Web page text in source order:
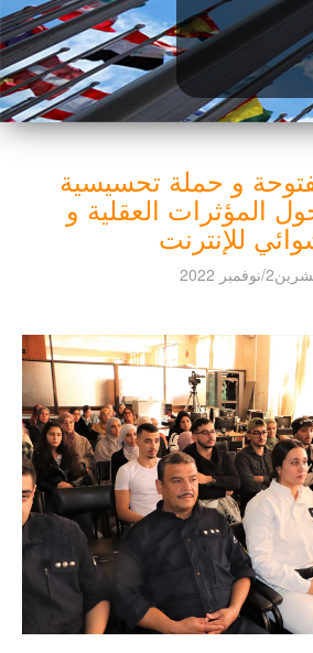
و حملة تحسيسية
المؤثرات العقلية و
للإنترنت